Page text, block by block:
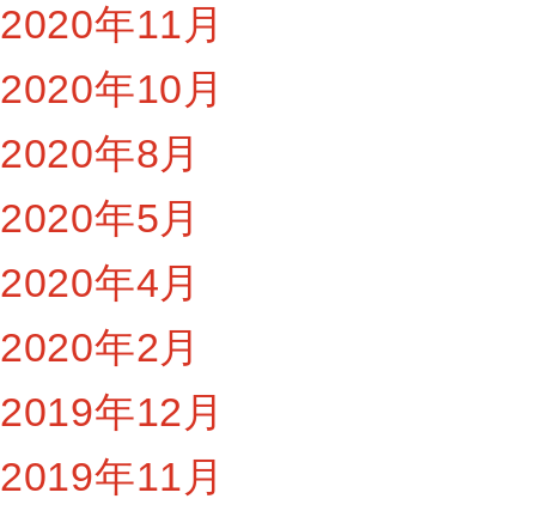
2020年11月
2020年10月
2020年8月
2020年5月
2020年4月
2020年2月
2019年12月
2019年11月